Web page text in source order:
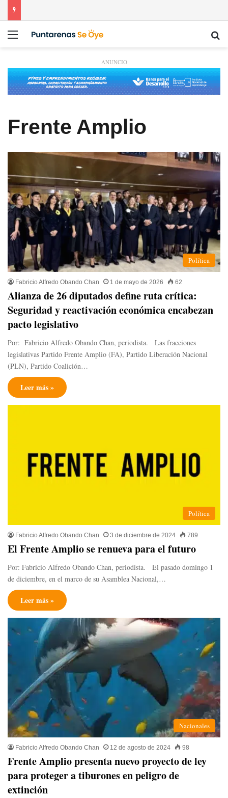
Menú
ANUNCIO
Frente Amplio
Política
Fabricio Alfredo Obando Chan 1 de mayo de 2026 62
Alianza de 26 diputados define ruta crítica:
Seguridad y reactivación económica encabezan
pacto legislativo
Por: Fabricio Alfredo Obando Chan, periodista. Las fracciones
legislativas Partido Frente Amplio (FA), Partido Liberación Nacional
(PLN), Partido Coalición…
Leer más »
Política
Fabricio Alfredo Obando Chan 3 de diciembre de 2024 789
El Frente Amplio se renueva para el futuro
Por: Fabricio Alfredo Obando Chan, periodista. El pasado domingo 1
de diciembre, en el marco de su Asamblea Nacional,…
Leer más »
Nacionales
Fabricio Alfredo Obando Chan 12 de agosto de 2024 98
Frente Amplio presenta nuevo proyecto de ley
para proteger a tiburones en peligro de
extinción